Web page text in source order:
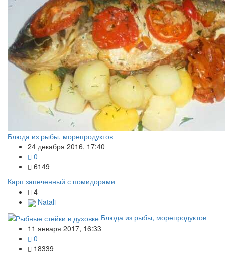
Блюда из рыбы, морепродуктов
24 декабря 2016, 17:40
0
6149
Карп запеченный с помидорами
4
Natali
Блюда из рыбы, морепродуктов
11 января 2017, 16:33
0
18339